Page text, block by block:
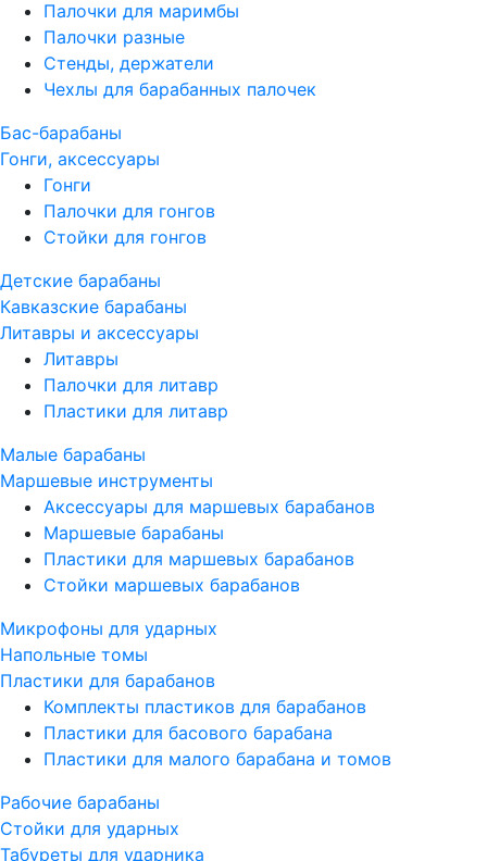
Палочки для маримбы
Палочки разные
Стенды, держатели
Чехлы для барабанных палочек
Бас-барабаны
Гонги, аксессуары
Гонги
Палочки для гонгов
Стойки для гонгов
Детские барабаны
Кавказские барабаны
Литавры и аксессуары
Литавры
Палочки для литавр
Пластики для литавр
Малые барабаны
Маршевые инструменты
Аксессуары для маршевых барабанов
Маршевые барабаны
Пластики для маршевых барабанов
Стойки маршевых барабанов
Микрофоны для ударных
Напольные томы
Пластики для барабанов
Комплекты пластиков для барабанов
Пластики для басового барабана
Пластики для малого барабана и томов
Рабочие барабаны
Стойки для ударных
Табуреты для ударника